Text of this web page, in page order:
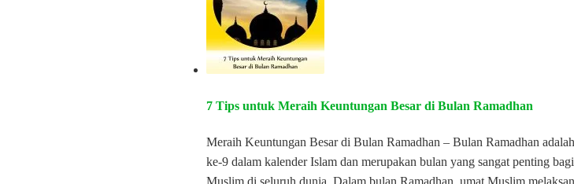
7 Tips untuk Meraih Keuntungan Besar di Bulan Ramadhan
Meraih Keuntungan Besar di Bulan Ramadhan – Bulan Ramadhan
ke-9 dalam kalender Islam dan merupakan bulan yang sangat penting